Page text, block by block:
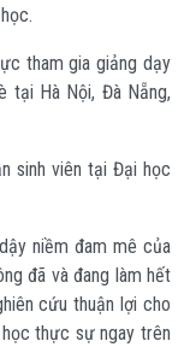
tham gia giảng dạy
tại Hà Nội, Đà Nẵng,
sinh viên tại Đại học
niềm đam mê của
đã và đang làm hết
cứu thuận lợi cho
thực sự ngay trên